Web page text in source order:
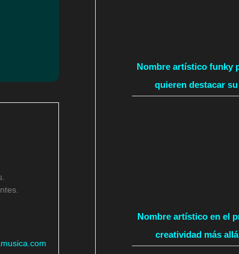
Nombre artístico funky
quieren destacar
Nombre artístico en el
creatividad más